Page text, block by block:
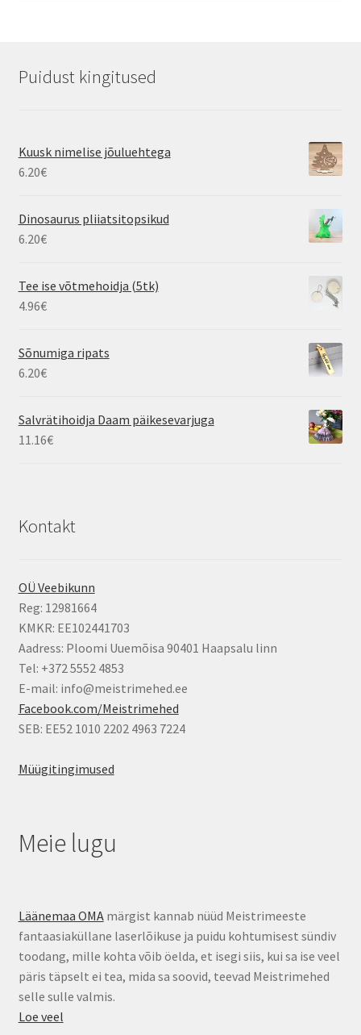
Puidust kingitused
Kuusk nimelise jõuluehtega
6.20€
Dinosaurus pliiatsitopsikud
6.20€
Tee ise võtmehoidja (5tk)
4.96€
Sõnumiga ripats
6.20€
Salvrätihoidja Daam päikesevarjuga
11.16€
Kontakt
OÜ Veebikunn
Reg: 12981664
KMKR: EE102441703
Aadress: Ploomi Uuemõisa 90401 Haapsalu linn
Tel: +372 5552 4853
E-mail: info@meistrimehed.ee
Facebook.com/Meistrimehed
SEB: EE52 1010 2202 4963 7224
Müügitingimused
Meie lugu
Läänemaa OMAmärgist kannab nüüd Meistrimeeste
fantaasiaküllane laserlõikuse ja puidu kohtumisest sündiv
toodang, mille kohta võib öelda, et isegi siis, kui sa ise veel
päris täpselt ei tea, mida sa soovid, teevad Meistrimehed
selle sulle valmis.
Loe veel